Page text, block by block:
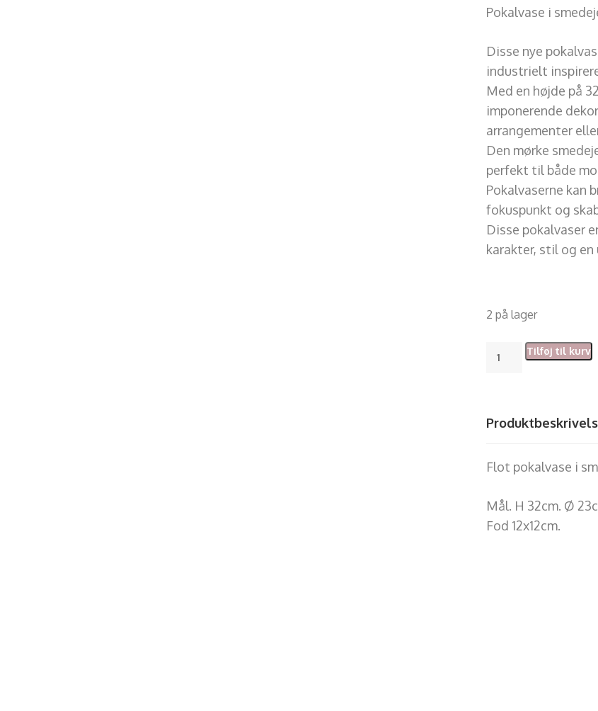
Pokalvase i
Disse nye
industrielt
Med en højde på
imponerende
arrangementer
Den mørke
perfekt til både
Pokalvaserne kan
fokuspunkt og
Disse pokalvaser
karakter, stil og
2 på lager
Tilføj til kurv
Flot pokalvase i
Mål. H 32cm. Ø
Fod 12x12cm.